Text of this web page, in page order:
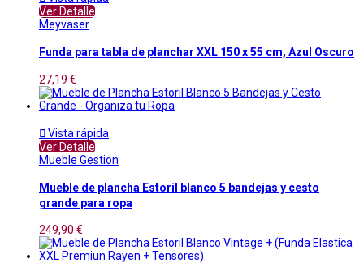
Ver Detalle
Meyvaser
Funda para tabla de planchar XXL 150 x 55 cm, Azul Oscuro
27,19 €
 Vista rápida
Ver Detalle
Mueble Gestion
Mueble de plancha Estoril blanco 5 bandejas y cesto
grande para ropa
249,90 €